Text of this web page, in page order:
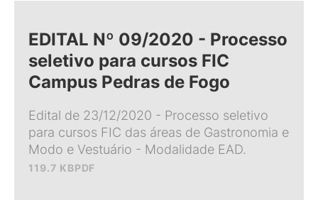
119.7 KBPDF
EDITAL Nº 09/2020 - Processo
seletivo para cursos FIC
Campus Pedras de Fogo
Edital de 23/12/2020 - Processo seletivo
para cursos FIC das áreas de Gastronomia e
Modo e Vestuário - Modalidade EAD.